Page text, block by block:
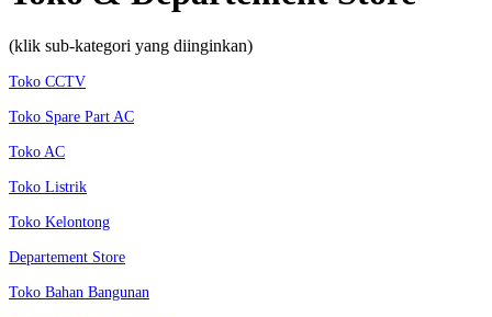
(klik sub-kategori yang diinginkan)
Toko CCTV
Toko Spare Part AC
Toko AC
Toko Listrik
Toko Kelontong
Departement Store
Toko Bahan Bangunan